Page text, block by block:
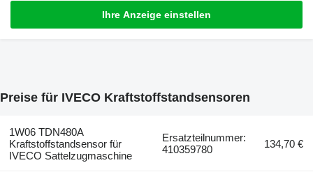
Ihre Anzeige einstellen
Preise für IVECO Kraftstoffstandsensoren
1W06 TDN480A
Kraftstoffstandsensor für
IVECO Sattelzugmaschine
Ersatzteilnummer:
410359780
134,70 €